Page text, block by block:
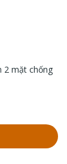
2 mặt chống